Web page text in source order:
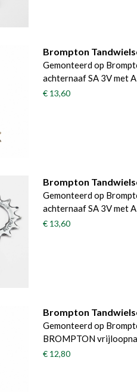
Brompton
Gemonteerd op
achternaaf SA 3V met
€ 13,60
Brompton
Gemonteerd op
achternaaf SA 3V met
€ 13,60
Brompton
Gemonteerd op
BROMPTON
€ 12,80